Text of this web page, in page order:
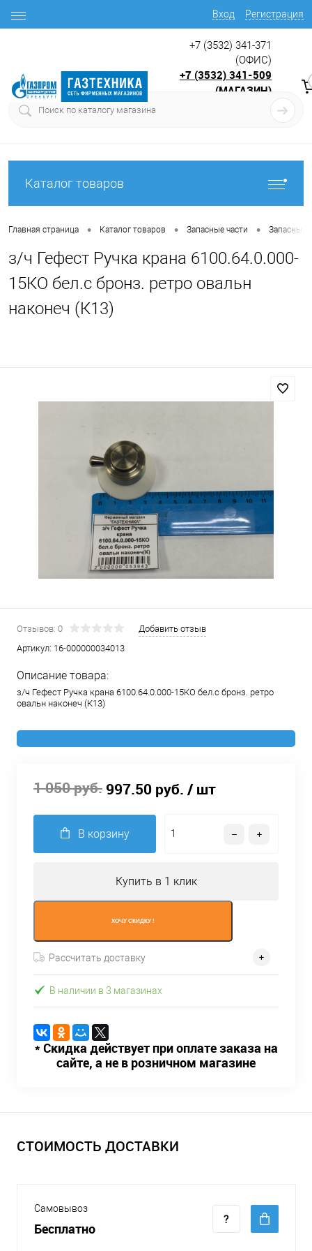
Вход Регистрация
+7 (3532) 341-371
(ОФИС)
+7 (3532) 341-509
(МАГАЗИН)
Каталог товаров
Главная страница • Каталог товаров • Запасные части • Запасные
з/ч Гефест Ручка крана 6100.64.0.000-
15КО бел.с бронз. ретро овальн
наконеч (К13)
Отзывов: 0
Добавить отзыв
Артикул: 16-000000034013
Описание товара:
з/ч Гефест Ручка крана 6100.64.0.000-15КО бел.с бронз. ретро
овальн наконеч (К13)
1 050 руб.997.50 руб. / шт
В корзину
Купить в 1 клик
ХОЧУ СКИДКУ !
Рассчитать доставку
В наличии в 3 магазинах
* Скидка действует при оплате заказа на
сайте, а не в розничном магазине
СТОИМОСТЬ ДОСТАВКИ
Самовывоз
Бесплатно